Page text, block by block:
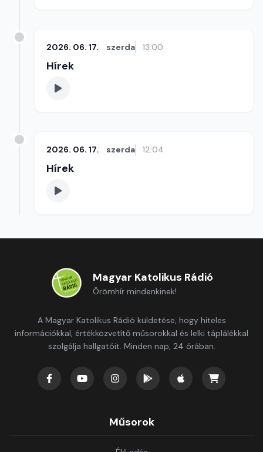
2026. 06. 17. szerda 13:00
Hírek
2026. 06. 17. szerda 12:04
Hírek
Magyar Katolikus Rádió
Örömhír mindenkinek!
A Magyar Katolikus Rádió küldetése, hogy hiteles
információkkal, értékközvetítő műsorokkal és lelki táplálékkal
szolgálja hallgatóit. Minden nap, 24 órában.
Műsorok